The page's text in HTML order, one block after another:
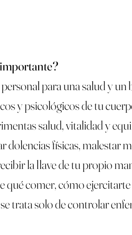
para una salud y
y psicológicos de tu
salud, vitalidad y
dolencias físicas, malestar
la llave de tu propio
qué comer, cómo
trata solo de controlar